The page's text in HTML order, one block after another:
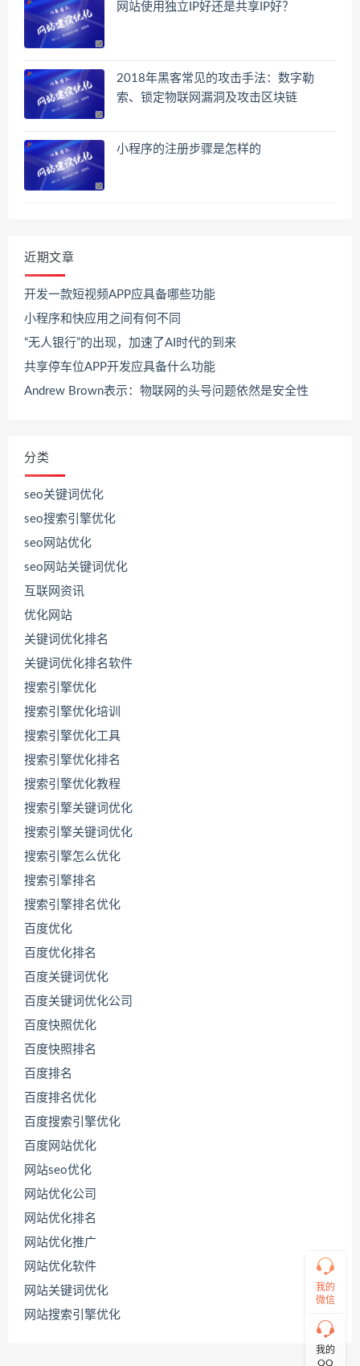
网站使用独立IP好还是共享IP好？
2018年黑客常见的攻击手法：数字勒
索、锁定物联网漏洞及攻击区块链
小程序的注册步骤是怎样的
近期文章
开发一款短视频APP应具备哪些功能
小程序和快应用之间有何不同
“无人银行”的出现，加速了AI时代的到来
共享停车位APP开发应具备什么功能
Andrew Brown表示：物联网的头号问题依然是安全性
分类
seo关键词优化
seo搜索引擎优化
seo网站优化
seo网站关键词优化
互联网资讯
优化网站
关键词优化排名
关键词优化排名软件
搜索引擎优化
搜索引擎优化培训
搜索引擎优化工具
搜索引擎优化排名
搜索引擎优化教程
搜索引擎关键词优化
搜索引擎关键词优化
搜索引擎怎么优化
搜索引擎排名
搜索引擎排名优化
百度优化
百度优化排名
百度关键词优化
百度关键词优化公司
百度快照优化
百度快照排名
百度排名
百度排名优化
百度搜索引擎优化
百度网站优化
网站seo优化
网站优化公司
网站优化排名
网站优化推广
网站优化软件
网站关键词优化
网站搜索引擎优化
我的
微信
我的
QQ
您
的
需
切
记！
带